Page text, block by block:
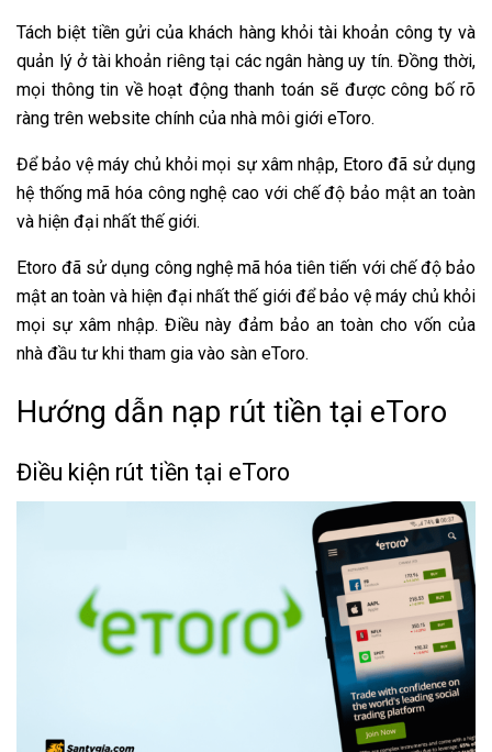
Tách biệt tiền gửi của khách hàng khỏi tài khoản công ty và
quản lý ở tài khoản riêng tại các ngân hàng uy tín. Đồng thời,
mọi thông tin về hoạt động thanh toán sẽ được công bố rõ
ràng trên website chính của nhà môi giới eToro.
Để bảo vệ máy chủ khỏi mọi sự xâm nhập, Etoro đã sử dụng
hệ thống mã hóa công nghệ cao với chế độ bảo mật an toàn
và hiện đại nhất thế giới.
Etoro đã sử dụng công nghệ mã hóa tiên tiến với chế độ bảo
mật an toàn và hiện đại nhất thế giới để bảo vệ máy chủ khỏi
mọi sự xâm nhập. Điều này đảm bảo an toàn cho vốn của
nhà đầu tư khi tham gia vào sàn eToro.
Hướng dẫn nạp rút tiền tại eToro
Điều kiện rút tiền tại eToro